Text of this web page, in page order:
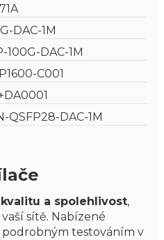
DAC-1M
100G-DAC-1M
C001
QSFP28-DAC-1M
a spolehlivost,
sítě. Nabízené
testováním v